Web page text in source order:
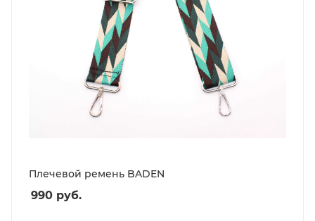
Плечевой ремень BADEN
990 руб.